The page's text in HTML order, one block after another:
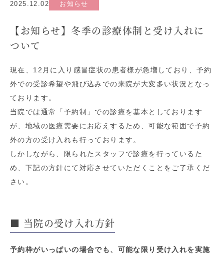
2025.12.02 お知らせ
【お知らせ】冬季の診療体制と受け入れに
ついて
現在、12月に入り感冒症状の患者様が急増しており、予約
外での受診希望や飛び込みでの来院が大変多い状況となっ
ております。
当院では通常「予約制」での診療を基本としております
が、地域の医療需要にお応えするため、可能な範囲で予約
外の方の受け入れも行っております。
しかしながら、限られたスタッフで診療を行っているた
め、下記の方針にて対応させていただくことをご了承くだ
さい。
■ 当院の受け入れ方針
予約枠がいっぱいの場合でも、可能な限り受け入れを実施